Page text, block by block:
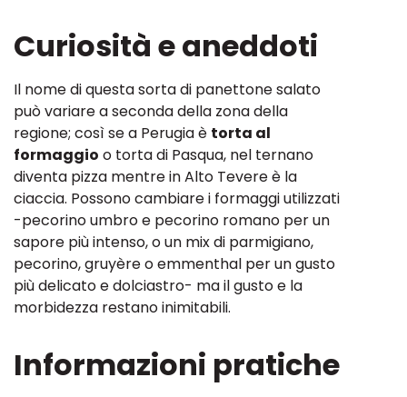
Curiosità e aneddoti
Il nome di questa sorta di panettone salato
può variare a seconda della zona della
regione; così se a Perugia è torta al
formaggio o torta di Pasqua, nel ternano
diventa pizza mentre in Alto Tevere è la
ciaccia. Possono cambiare i formaggi utilizzati
-pecorino umbro e pecorino romano per un
sapore più intenso, o un mix di parmigiano,
pecorino, gruyère o emmenthal per un gusto
più delicato e dolciastro- ma il gusto e la
morbidezza restano inimitabili.
Informazioni pratiche